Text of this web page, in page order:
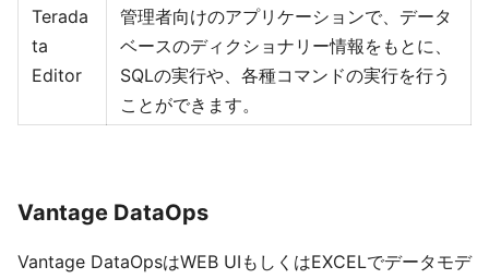
Terada
ta
Editor
管理者向けのアプリケーションで、データ
ベースのディクショナリー情報をもとに、
SQLの実行や、各種コマンドの実行を行う
ことができます。
Vantage DataOps
Vantage DataOpsはWEB UIもしくはEXCELでデータモデ